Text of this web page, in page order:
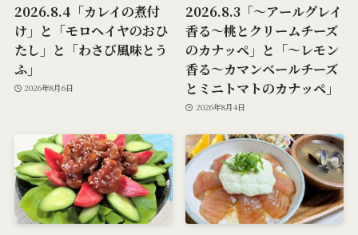
2026.8.4「カレイの煮付
け」と「モロヘイヤのおひ
たし」と「わさび風味とう
ふ」
2026年8月6日
2026.8.3「～アールグレイ
香る～桃とクリームチーズ
のカナッペ」と「～レモン
香る～カマンベールチーズ
とミニトマトのカナッペ」
2026年8月4日